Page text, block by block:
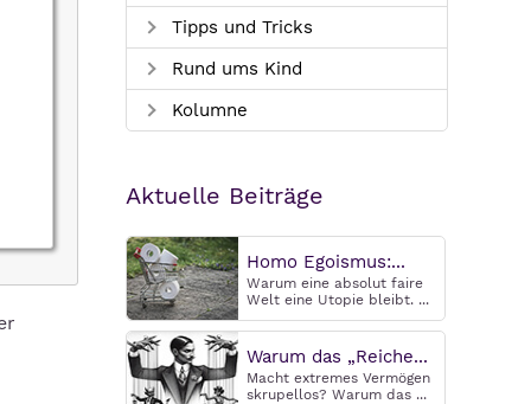
Tipps und Tricks
Rund ums Kind
Kolumne
Aktuelle Beiträge
Homo Egoismus:...
Warum eine absolut faire
Welt eine Utopie bleibt. ...
Warum das „Reiche...
Macht extremes Vermögen
skrupellos? Warum das ...